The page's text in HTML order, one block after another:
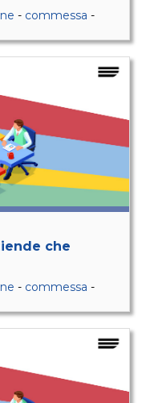
- commessa -
che
- commessa -